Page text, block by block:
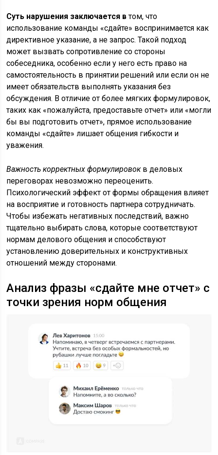
Суть нарушения заключается втом, что
использование команды «сдайте» воспринимается как
директивное указание, а не запрос. Такой подход
может вызвать сопротивление со стороны
собеседника, особенно если у него есть право на
самостоятельность в принятии решений или если он не
имеет обязательств выполнять указания без
обсуждения. В отличие от более мягких формулировок,
таких как «пожалуйста, предоставьте отчет» или «могли
бы вы подготовить отчет», прямое использование
команды «сдайте» лишает общения гибкости и
уважения.
Важность корректных формулировокв деловых
переговорах невозможно переоценить.
Психологический эффект от формы обращения влияет
на восприятие и готовность партнера сотрудничать.
Чтобы избежать негативных последствий, важно
тщательно выбирать слова, которые соответствуют
нормам делового общения и способствуют
установлению доверительных и конструктивных
отношений между сторонами.
Анализ фразы «сдайте мне отчет» с
точки зрения норм общения